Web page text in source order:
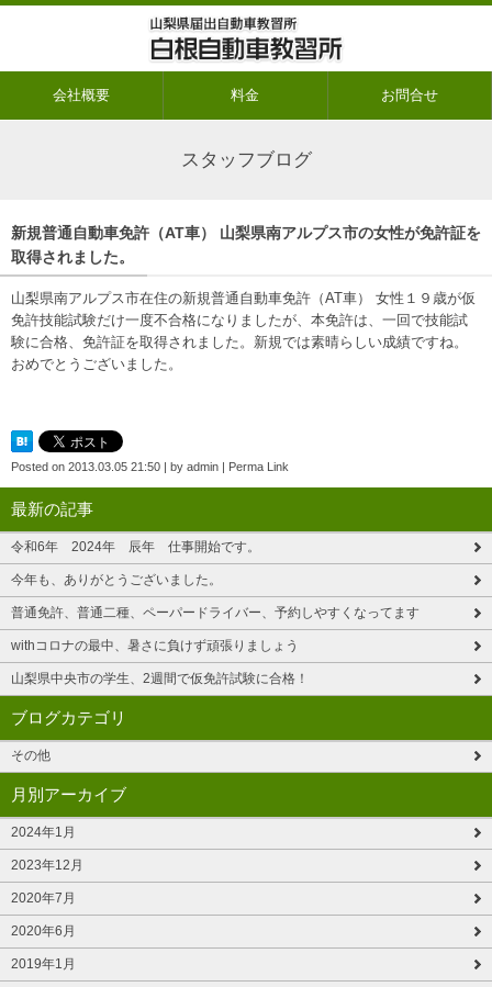
会社概要 料金 お問合せ
スタッフブログ
新規普通自動車免許（AT車） 山梨県南アルプス市の女性が免許証を
取得されました。
山梨県南アルプス市在住の新規普通自動車免許（AT車） 女性１９歳が仮
免許技能試験だけ一度不合格になりましたが、本免許は、一回で技能試
験に合格、免許証を取得されました。新規では素晴らしい成績ですね。
おめでとうございました。
Posted on 2013.03.05 21:50 | by admin | Perma Link
最新の記事
令和6年 2024年 辰年 仕事開始です。
今年も、ありがとうございました。
普通免許、普通二種、ペーパードライバー、予約しやすくなってます
withコロナの最中、暑さに負けず頑張りましょう
山梨県中央市の学生、2週間で仮免許試験に合格！
ブログカテゴリ
その他
月別アーカイブ
2024年1月
2023年12月
2020年7月
2020年6月
2019年1月